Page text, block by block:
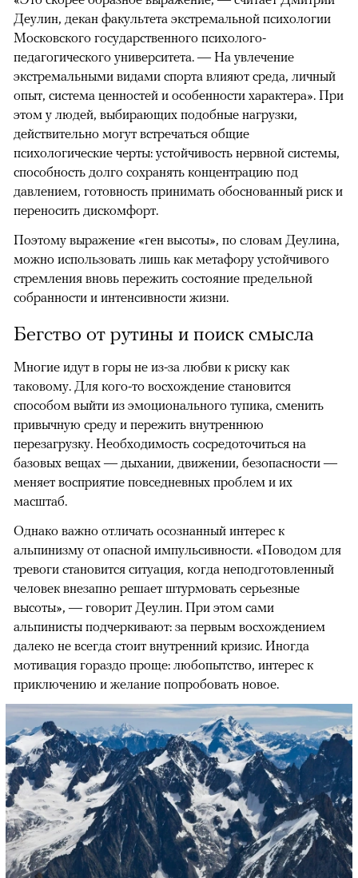
Деулин, декан факультета экстремальной психологии
Московского государственного психолого-
педагогического университета. — На увлечение
экстремальными видами спорта влияют среда, личный
опыт, система ценностей и особенности характера». При
этом у людей, выбирающих подобные нагрузки,
действительно могут встречаться общие
психологические черты: устойчивость нервной системы,
способность долго сохранять концентрацию под
давлением, готовность принимать обоснованный риск и
переносить дискомфорт.
Поэтому выражение «ген высоты», по словам Деулина,
можно использовать лишь как метафору устойчивого
стремления вновь пережить состояние предельной
собранности и интенсивности жизни.
Бегство от рутины и поиск смысла
Многие идут в горы не из-за любви к риску как
таковому. Для кого-то восхождение становится
способом выйти из эмоционального тупика, сменить
привычную среду и пережить внутреннюю
перезагрузку. Необходимость сосредоточиться на
базовых вещах — дыхании, движении, безопасности —
меняет восприятие повседневных проблем и их
масштаб.
Однако важно отличать осознанный интерес к
альпинизму от опасной импульсивности. «Поводом для
тревоги становится ситуация, когда неподготовленный
человек внезапно решает штурмовать серьезные
высоты», — говорит Деулин. При этом сами
альпинисты подчеркивают: за первым восхождением
далеко не всегда стоит внутренний кризис. Иногда
мотивация гораздо проще: любопытство, интерес к
приключению и желание попробовать новое.